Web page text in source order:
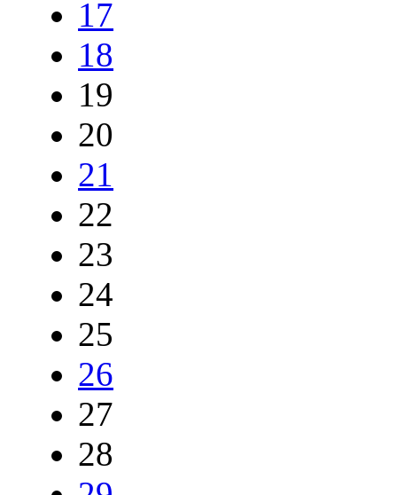
17
18
19
20
21
22
23
24
25
26
27
28